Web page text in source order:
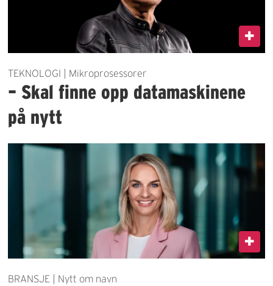
TEKNOLOGI | Mikroprosessorer
– Skal finne opp datamaskinene
på nytt
BRANSJE | Nytt om navn